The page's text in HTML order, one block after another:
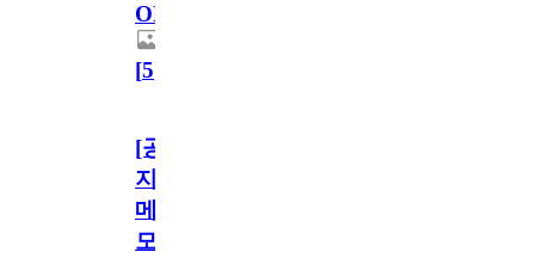
OPEN!
[5]
[공
지]
메
모